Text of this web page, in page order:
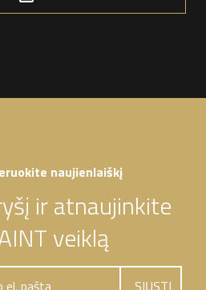
naujienlaiškį
ir atnaujinkite
veiklą